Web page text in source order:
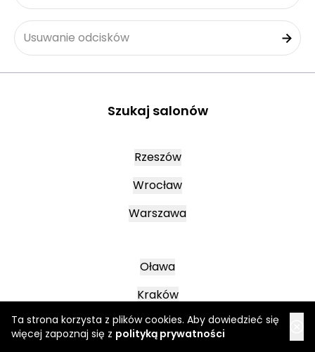
Ta strona korzysta z plików cookies. Aby dowiedzieć się
więcej zapoznaj się z polityką prywatności
Usuwanie odcisków
Szukaj salonów
Rzeszów
Wrocław
Warszawa
Oława
Kraków
Lublin